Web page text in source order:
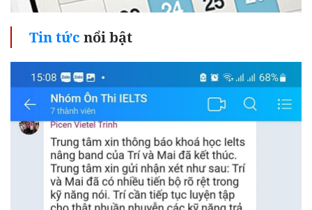
Tin tức nổi bật